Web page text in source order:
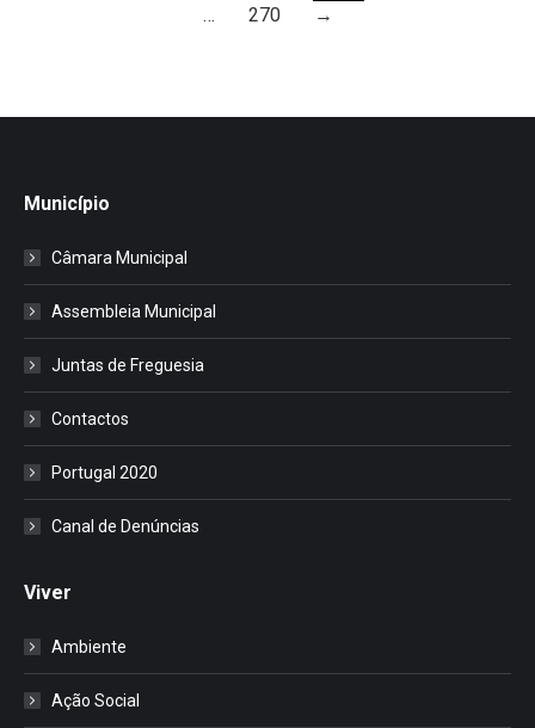
…
270 →
Município
Câmara Municipal
Assembleia Municipal
Juntas de Freguesia
Contactos
Portugal 2020
Canal de Denúncias
Viver
Ambiente
Ação Social